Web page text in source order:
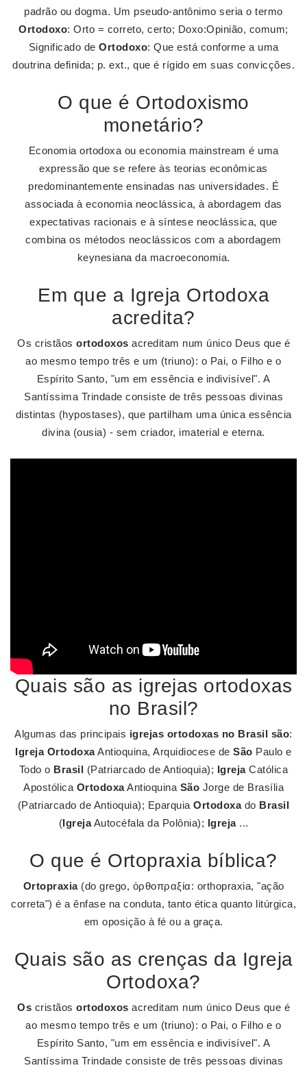
padrão ou dogma. Um pseudo-antônimo seria o termo
Ortodoxo: Orto = correto, certo; Doxo:Opinião, comum;
Significado de Ortodoxo: Que está conforme a uma
doutrina definida; p. ext., que é rígido em suas convicções.
O que é Ortodoxismo
monetário?
Economia ortodoxa ou economia mainstream é uma
expressão que se refere às teorias econômicas
predominantemente ensinadas nas universidades. É
associada à economia neoclássica, à abordagem das
expectativas racionais e à síntese neoclássica, que
combina os métodos neoclássicos com a abordagem
keynesiana da macroeconomia.
Em que a Igreja Ortodoxa
acredita?
Os cristãos ortodoxos acreditam num único Deus que é
ao mesmo tempo três e um (triuno): o Pai, o Filho e o
Espírito Santo, "um em essência e indivisível". A
Santíssima Trindade consiste de três pessoas divinas
distintas (hypostases), que partilham uma única essência
divina (ousia) - sem criador, imaterial e eterna.
Quais são as igrejas ortodoxas
no Brasil?
Algumas das principais igrejas ortodoxas no Brasil são:
Igreja OrtodoxaAntioquina, Arquidiocese deSão Paulo e
Todo o Brasil (Patriarcado de Antioquia); IgrejaCatólica
Apostólica OrtodoxaAntioquina São Jorge de Brasília
(Patriarcado de Antioquia); EparquiaOrtodoxado Brasil
(IgrejaAutocéfala da Polônia); Igreja...
O que é Ortopraxia bíblica?
Ortopraxia(do grego, ὀρθοπραξία: orthopraxia, "ação
correta") é a ênfase na conduta, tanto ética quanto litúrgica,
em oposição à fé ou a graça.
Quais são as crenças da Igreja
Ortodoxa?
Os cristãos ortodoxos acreditam num único Deus que é
ao mesmo tempo três e um (triuno): o Pai, o Filho e o
Espírito Santo, "um em essência e indivisível". A
Santíssima Trindade consiste de três pessoas divinas